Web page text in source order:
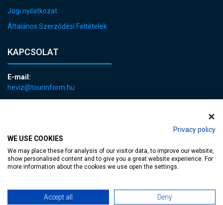
Privacy policy
WE USE COOKIES
We may place these for analysis of our visitor data, to improve our website,
show personalised content and to give you a great website experience. For
more information about the cookies we use open the settings.
Accept all Deny
Jogi nyilatkozat
Általános Szerződési Feltételek
KAPCSOLAT
E-mail:
heviz@tourinform.hu